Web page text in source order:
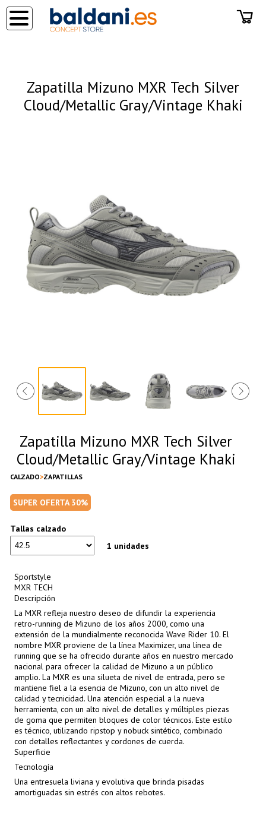
Zapatilla Mizuno MXR Tech Silver
Cloud/Metallic Gray/Vintage Khaki
Zapatilla Mizuno MXR Tech Silver
Cloud/Metallic Gray/Vintage Khaki
CALZADO ZAPATILLAS
SUPER OFERTA 30%
Tallas calzado
1 unidades
Sportstyle
MXR TECH
Descripción
La MXR refleja nuestro deseo de difundir la experiencia
retro-running de Mizuno de los años 2000, como una
extensión de la mundialmente reconocida Wave Rider 10. El
nombre MXR proviene de la línea Maximizer, una línea de
running que se ha ofrecido durante años en nuestro mercado
nacional para ofrecer la calidad de Mizuno a un público
amplio. La MXR es una silueta de nivel de entrada, pero se
mantiene fiel a la esencia de Mizuno, con un alto nivel de
calidad y tecnicidad. Una atención especial a la nueva
herramienta, con un alto nivel de detalles y múltiples piezas
de goma que permiten bloques de color técnicos. Este estilo
es técnico, utilizando ripstop y nobuck sintético, combinado
con detalles reflectantes y cordones de cuerda.
Superficie
Tecnología
Una entresuela liviana y evolutiva que brinda pisadas
amortiguadas sin estrés con altos rebotes.